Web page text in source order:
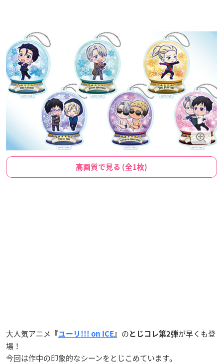
高画質で見る (全1枚)
大人気アニメ 『ユーリ!!! on ICE 』 の とじコレ第2弾が早くも登
場！
今回は作中の印象的なシーンをとじこめています。